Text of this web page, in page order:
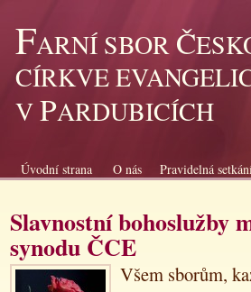
FARNÍ SBOR Č
CÍRKVE
VPARDUBICÍCH
Úvodní strana O nás Pravidelná
Slavnostní bohoslužby
synodu ČCE
Všem sborům,